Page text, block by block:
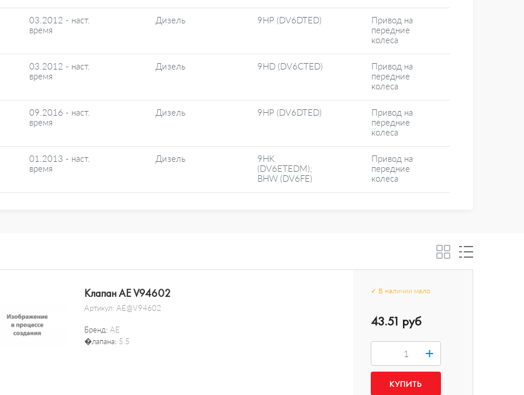
03.2012 - наст.
время
Дизель 9HP (DV6DTED)
Привод на
передние
колеса
03.2012 - наст.
время
Дизель 9HD (DV6CTED)
Привод на
передние
колеса
09.2016 - наст.
время
Дизель 9HP (DV6DTED)
Привод на
передние
колеса
01.2013 - наст.
время
Дизель
9HK
(DV6ETEDM);
BHW (DV6FE)
Привод на
передние
колеса
Клапан AE V94602
Артикул: AE@V94602
Бренд: AE
�лапана: 5.5
✓ В наличии мало
43.51 руб
+